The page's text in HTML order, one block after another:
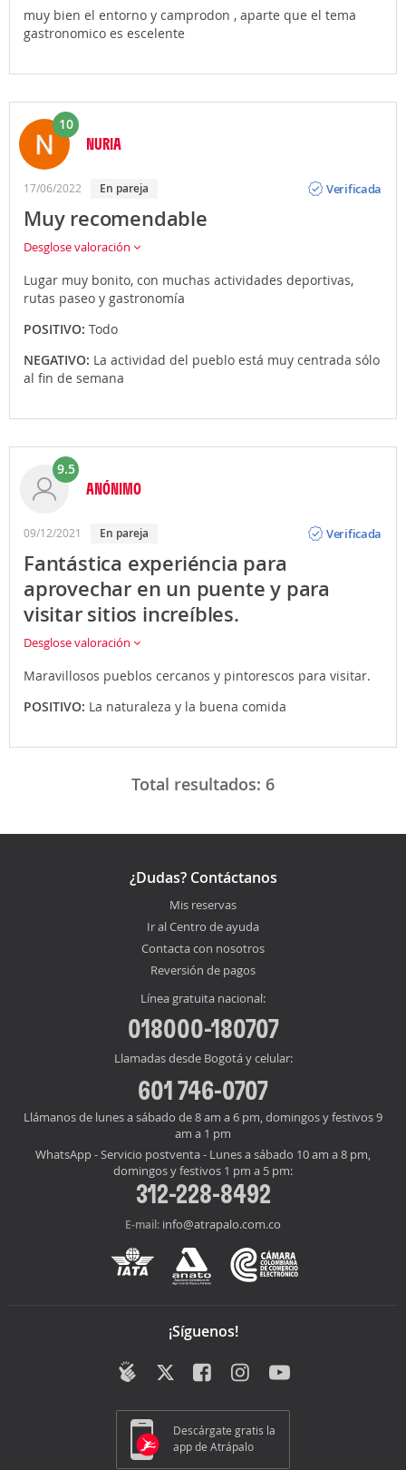
muy bien el entorno y camprodon , aparte que el tema
gastronomico es escelente
10
NURIA
17/06/2022 En pareja
Verificada
Muy recomendable
Desglose valoración
Lugar muy bonito, con muchas actividades deportivas,
rutas paseo y gastronomía
POSITIVO: Todo
NEGATIVO: La actividad del pueblo está muy centrada sólo
al fin de semana
9.5
ANÓNIMO
09/12/2021 En pareja
Verificada
Fantástica experiéncia para
aprovechar en un puente y para
visitar sitios increíbles.
Desglose valoración
Maravillosos pueblos cercanos y pintorescos para visitar.
POSITIVO: La naturaleza y la buena comida
Total resultados: 6
¿Dudas? Contáctanos
Mis reservas
Ir al Centro de ayuda
Contacta con nosotros
Reversión de pagos
Línea gratuita nacional:
018000-180707
Llamadas desde Bogotá y celular:
601 746-0707
Llámanos de lunes a sábado de 8 am a 6 pm, domingos y festivos 9
am a 1 pm
WhatsApp - Servicio postventa - Lunes a sábado 10 am a 8 pm,
domingos y festivos 1 pm a 5 pm:
312-228-8492
E-mail: info@atrapalo.com.co
¡Síguenos!
Descárgate gratis la
app de Atrápalo